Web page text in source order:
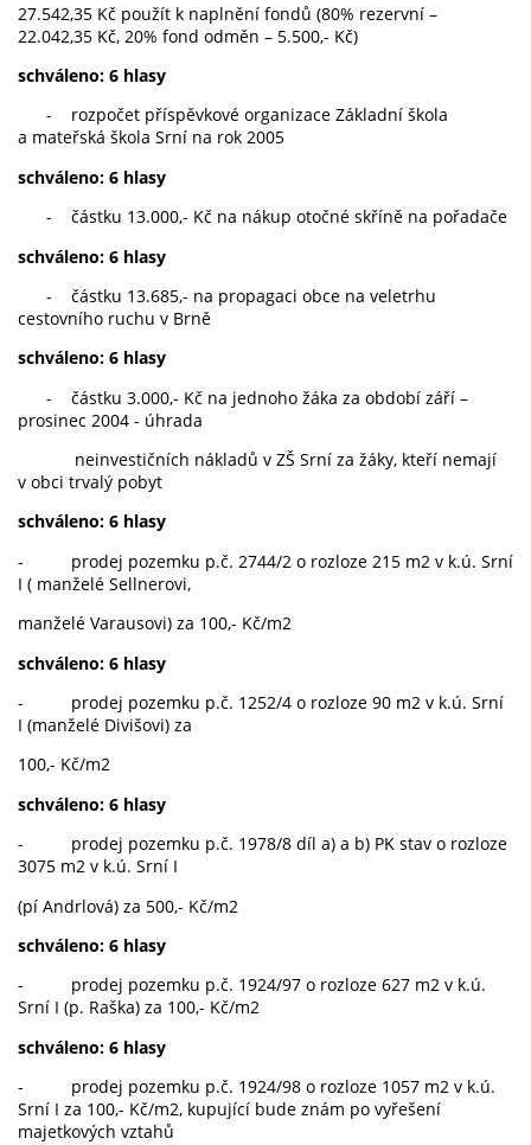
27.542,35 Kč použít k naplnění fondů (80% rezervní –
22.042,35 Kč, 20% fond odměn – 5.500,- Kč)
schváleno: 6 hlasy
- rozpočet příspěvkové organizace Základní škola
a mateřská škola Srní na rok 2005
schváleno: 6 hlasy
- částku 13.000,- Kč na nákup otočné skříně na pořadače
schváleno: 6 hlasy
- částku 13.685,- na propagaci obce na veletrhu
cestovního ruchu v Brně
schváleno: 6 hlasy
- částku 3.000,- Kč na jednoho žáka za období září –
prosinec 2004 - úhrada
neinvestičních nákladů v ZŠ Srní za žáky, kteří nemají
v obci trvalý pobyt
schváleno: 6 hlasy
- prodej pozemku p.č. 2744/2 o rozloze 215 m2 v k.ú. Srní
I ( manželé Sellnerovi,
manželé Varausovi) za 100,- Kč/m2
schváleno: 6 hlasy
- prodej pozemku p.č. 1252/4 o rozloze 90 m2 v k.ú. Srní
I (manželé Divišovi) za
100,- Kč/m2
schváleno: 6 hlasy
- prodej pozemku p.č. 1978/8 díl a) a b) PK stav o rozloze
3075 m2 v k.ú. Srní I
(pí Andrlová) za 500,- Kč/m2
schváleno: 6 hlasy
- prodej pozemku p.č. 1924/97 o rozloze 627 m2 v k.ú.
Srní I (p. Raška) za 100,- Kč/m2
schváleno: 6 hlasy
- prodej pozemku p.č. 1924/98 o rozloze 1057 m2 v k.ú.
Srní I za 100,- Kč/m2, kupující bude znám po vyřešení
majetkových vztahů